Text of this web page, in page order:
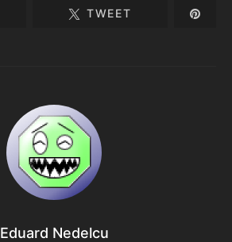
TWEET
Eduard Nedelcu